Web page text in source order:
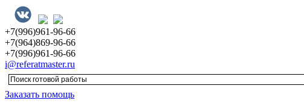
+7(996)961-96-66
+7(964)869-96-66
+7(996)961-96-66
i@referatmaster.ru
Заказать помощь